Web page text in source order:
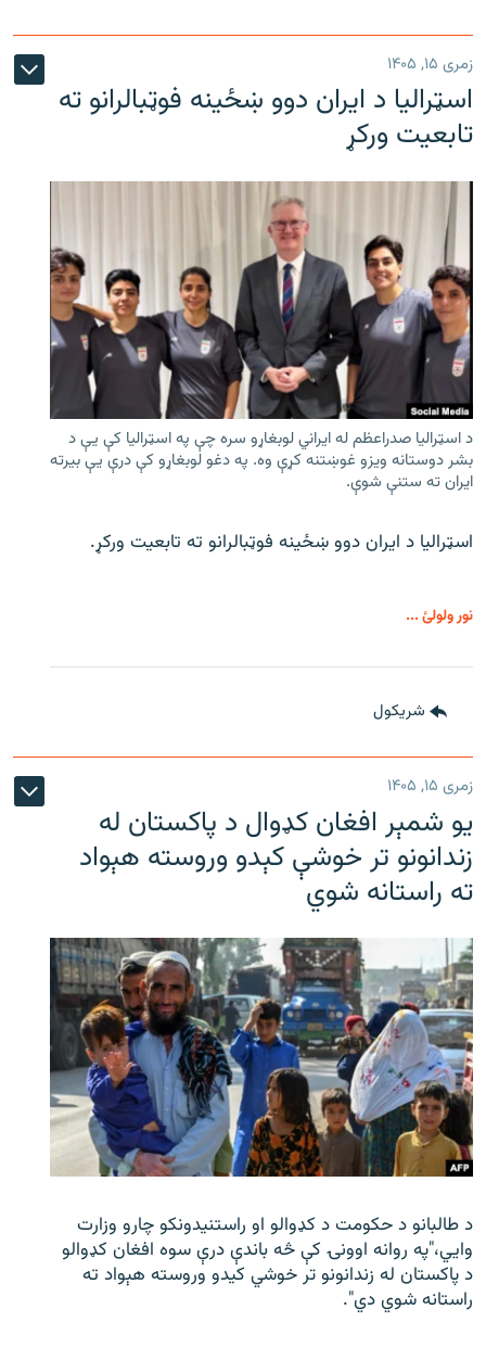
زمری ۱۵, ۱۴۰۵
اسټرالیا د ایران دوو ښځینه فوټبالرانو ته
تابعیت ورکړ
د اسټرالیا صدراعظم له ایراني لوبغاړو سره چې په اسټرالیا کې يې د
بشر دوستانه ویزو غوښتنه کړې وه. په دغو لوبغاړو کې درې يې بیرته
ایران ته ستنې شوې.
اسټرالیا د ایران دوو ښځینه فوټبالرانو ته تابعیت ورکړ.
نور ولولئ ...
شريکول
زمری ۱۵, ۱۴۰۵
یو شمېر افغان کډوال د پاکستان له
زندانونو تر خوشې کېدو وروسته هېواد
ته راستانه شوي
د طالبانو د حکومت د کډوالو او راستنیدونکو چارو وزارت
وايي،"په روانه اوونۍ کې څه باندې درې سوه افغان کډوالو
د پاکستان له زندانونو تر خوشي کیدو وروسته هېواد ته
راستانه شوي دي".